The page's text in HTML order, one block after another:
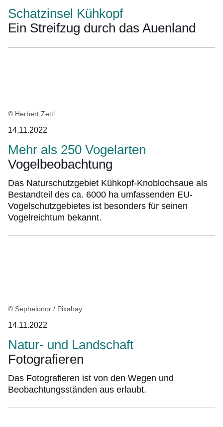
November
2022)
Schatzinsel Kühkopf
Ein Streifzug durch das Auenland
© Herbert Zettl
14.11.2022
Mehr als 250 Vogelarten
Vogelbeobachtung
Das Naturschutzgebiet Kühkopf-Knoblochsaue als
Bestandteil des ca. 6000 ha umfassenden EU-
Vogelschutzgebietes ist besonders für seinen
Vogelreichtum bekannt.
© Sephelonor / Pixabay
14.11.2022
Natur- und Landschaft
Fotografieren
Das Fotografieren ist von den Wegen und
Beobachtungsständen aus erlaubt.